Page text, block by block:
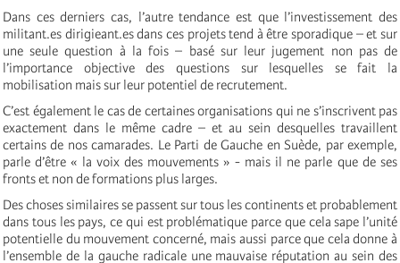
Dans ces derniers cas, l’autre tendance est que l’investissement des
militant.es dirigieant.es dans ces projets tend à être sporadique – et sur
une seule question à la fois – basé sur leur jugement non pas de
l’importance objective des questions sur lesquelles se fait la
mobilisation mais sur leur potentiel de recrutement.
C’est également le cas de certaines organisations qui ne s’inscrivent pas
exactement dans le même cadre – et au sein desquelles travaillent
certains de nos camarades. Le Parti de Gauche en Suède, par exemple,
parle d’être « la voix des mouvements » - mais il ne parle que de ses
fronts et non de formations plus larges.
Des choses similaires se passent sur tous les continents et probablement
dans tous les pays, ce qui est problématique parce que cela sape l’unité
potentielle du mouvement concerné, mais aussi parce que cela donne à
l’ensemble de la gauche radicale une mauvaise réputation au sein des